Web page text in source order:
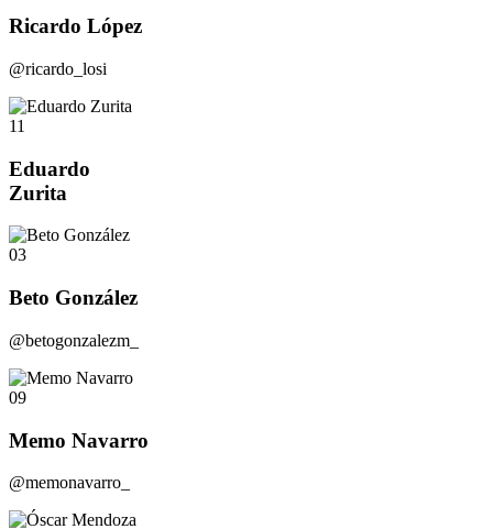
Ricardo López
@ricardo_losi
11
Eduardo
Zurita
03
Beto González
@betogonzalezm_
09
Memo Navarro
@memonavarro_